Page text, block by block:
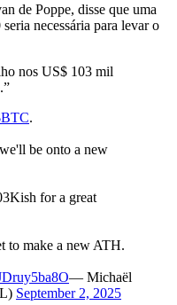
de Poppe, disse que uma
necessária para levar o
nos US$ 103 mil
.
be onto a new
for a great
to make a new ATH.
— Michaël
September 2, 2025